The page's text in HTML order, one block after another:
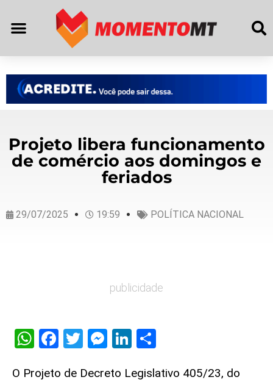
Projeto libera funcionamento
de comércio aos domingos e
feriados
29/07/2025 19:59 POLÍTICA NACIONAL
publicidade
WhatsApp
Facebook
Twitter
Messenger
LinkedIn
O Projeto de Decreto Legislativo 405/23, do